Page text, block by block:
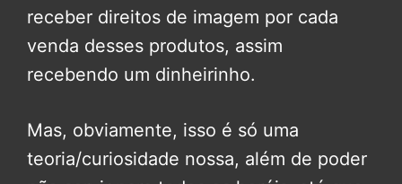
receber direitos de imagem por cada
venda desses produtos, assim
recebendo um dinheirinho.
Mas, obviamente, isso é só uma
teoria/curiosidade nossa, além de poder